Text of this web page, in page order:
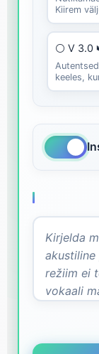
Kiirem
⚪ V 3.0
keeles,